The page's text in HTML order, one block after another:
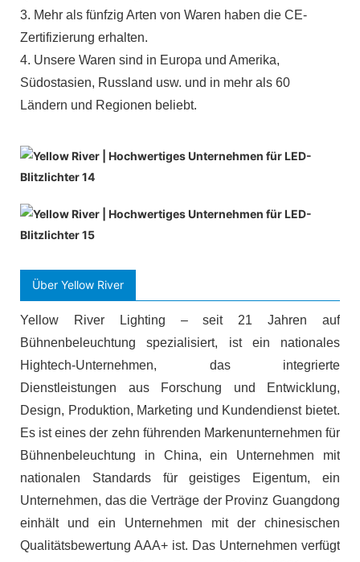
3. Mehr als fünfzig Arten von Waren haben die CE-
Zertifizierung erhalten.
4. Unsere Waren sind in Europa und Amerika,
Südostasien, Russland usw. und in mehr als 60
Ländern und Regionen beliebt.
Über Yellow River
Yellow River Lighting – seit 21 Jahren auf
Bühnenbeleuchtung spezialisiert, ist ein nationales
Hightech-Unternehmen, das integrierte
Dienstleistungen aus Forschung und Entwicklung,
Design, Produktion, Marketing und Kundendienst bietet.
Es ist eines der zehn führenden Markenunternehmen für
Bühnenbeleuchtung in China, ein Unternehmen mit
nationalen Standards für geistiges Eigentum, ein
Unternehmen, das die Verträge der Provinz Guangdong
einhält und ein Unternehmen mit der chinesischen
Qualitätsbewertung AAA+ ist. Das Unternehmen verfügt